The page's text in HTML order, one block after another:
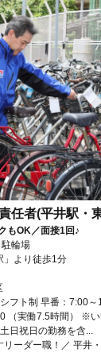
任者(平井駅・
もOK／面接1回♪
輪場
」より徒歩1分
フト制 早番：7:00
（実働7.5時間） ※
日祝日の勤務を含...
ーダー職！／ 平井